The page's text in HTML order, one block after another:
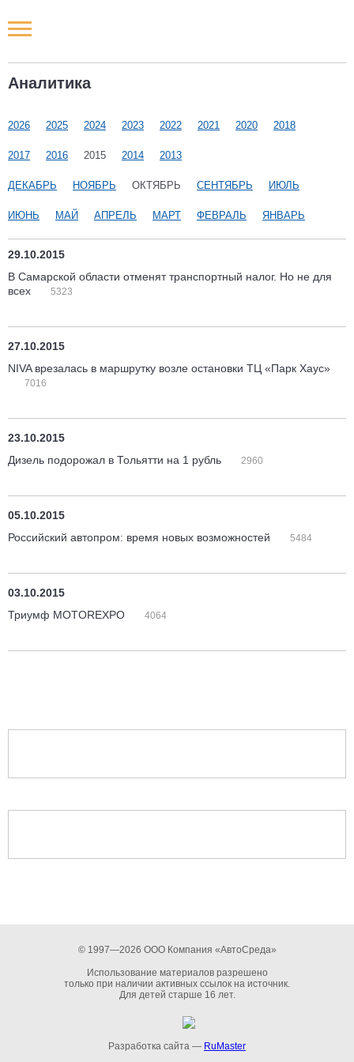
Аналитика
2026 2025 2024 2023 2022 2021 2020 2018
2017 2016 2015 2014 2013
ДЕКАБРЬ НОЯБРЬ ОКТЯБРЬ СЕНТЯБРЬ ИЮЛЬ
ИЮНЬ МАЙ АПРЕЛЬ МАРТ ФЕВРАЛЬ ЯНВАРЬ
29.10.2015
В Самарской области отменят транспортный налог. Но не для
всех
5323
27.10.2015
NIVA врезалась в маршрутку возле остановки ТЦ «Парк Хаус»
7016
23.10.2015
Дизель подорожал в Тольятти на 1 рубль
2960
05.10.2015
Российский автопром: время новых возможностей
5484
03.10.2015
Триумф MOTOREXPO
4064
© 1997—2026 ООО Компания «АвтоСреда»
Использование материалов разрешено
только при наличии активных ссылок на источник.
Для детей старше 16 лет.
Разработка сайта — RuMaster
Новости РФ
Наши мероприятия
Статьи